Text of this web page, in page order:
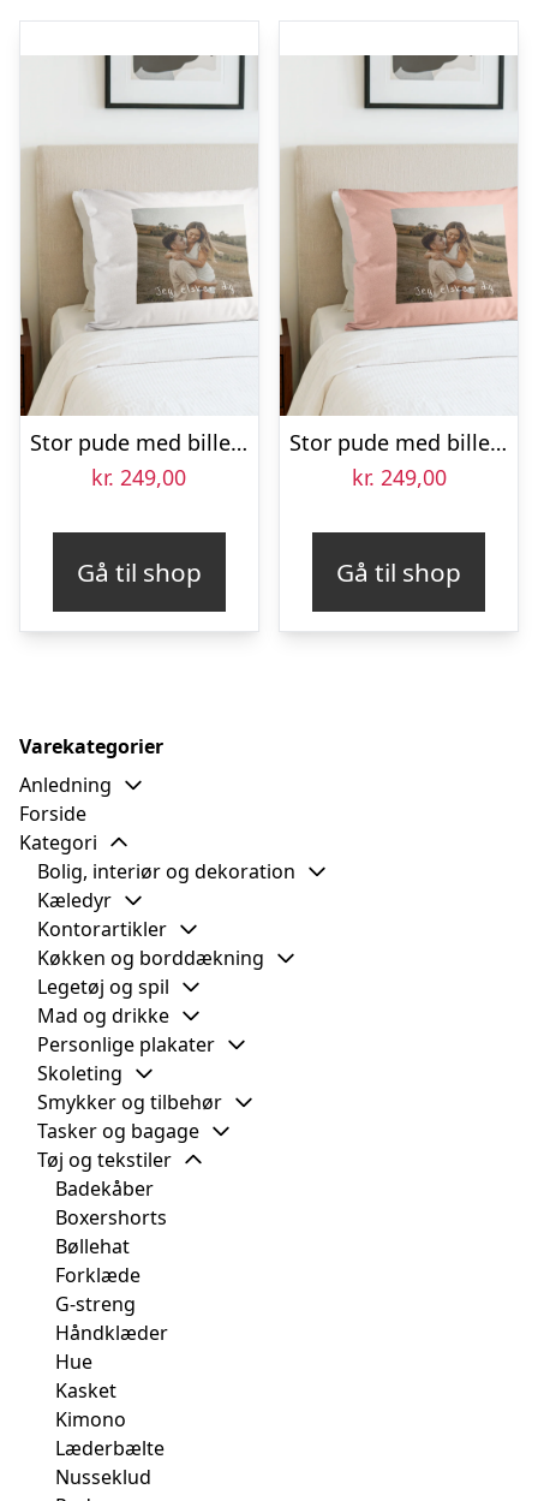
Stor pude med billede – Hvid
kr. 249,00
Gå til shop
Stor pude med billede – Lyserød
kr. 249,00
Gå til shop
Varekategorier
Anledning
Forside
Kategori
Bolig, interiør og dekoration
Kæledyr
Kontorartikler
Køkken og borddækning
Legetøj og spil
Mad og drikke
Personlige plakater
Skoleting
Smykker og tilbehør
Tasker og bagage
Tøj og tekstiler
Badekåber
Boxershorts
Bøllehat
Forklæde
G-streng
Håndklæder
Hue
Kasket
Kimono
Læderbælte
Nusseklud